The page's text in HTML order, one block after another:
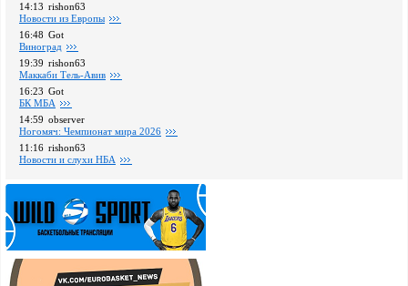
14:13 rishon63
Новости из Европы
16:48 Got
Виноград
19:39 rishon63
Маккаби Тель-Авив
16:23 Got
БК МБА
14:59 observer
Ногомяч: Чемпионат мира 2026
11:16 rishon63
Новости и слухи НБА